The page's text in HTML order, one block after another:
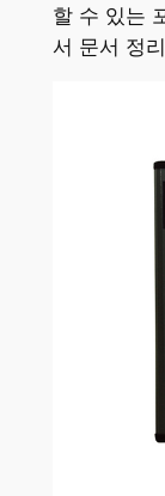
할 수 있는
서 문서 정